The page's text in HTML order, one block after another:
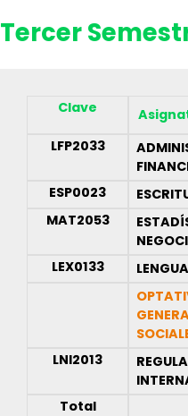
Tercer
Clave
LFP2033
ESP0023
MAT2053
LEX0133
LNI2013
Total